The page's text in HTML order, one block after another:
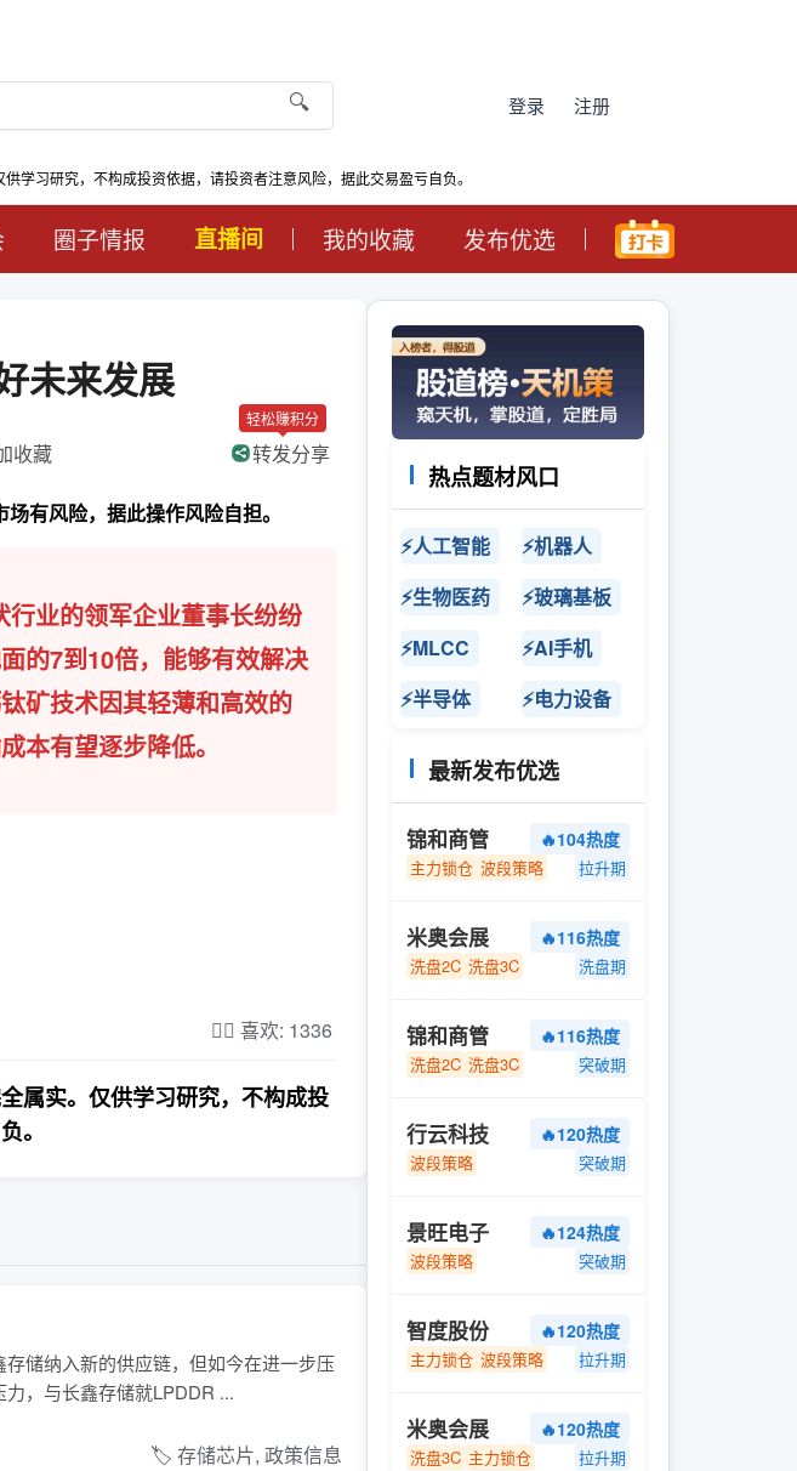
🔍 登录 注册
学习研究，不构成投资依据，请投资者注意风险，据此交易盈亏自负。
圈子情报 直播间 我的收藏 发布优选
未来发展
收藏
轻松赚积分
转发分享
有风险，据此操作风险自担。
业的领军企业董事长纷纷
的7到10倍，能够有效解决
矿技术因其轻薄和高效的
本有望逐步降低。
❤️‍🔥 喜欢: 1336
属实。仅供学习研究，不构成投
。
储纳入新的供应链，但如今在进一步压
，与长鑫存储就LPDDR ...
🏷️ 存储芯片, 政策信息
热点题材风口
⚡人工智能
⚡机器人
⚡生物医药
⚡玻璃基板
⚡MLCC
⚡AI手机
⚡半导体
⚡电力设备
最新发布优选
锦和商管 🔥104热度
主力锁仓 波段策略 拉升期
米奥会展 🔥116热度
洗盘2C 洗盘3C 洗盘期
锦和商管 🔥116热度
洗盘2C 洗盘3C 突破期
行云科技 🔥120热度
波段策略 突破期
景旺电子 🔥124热度
波段策略 突破期
智度股份 🔥120热度
主力锁仓 波段策略 拉升期
米奥会展 🔥120热度
洗盘3C 主力锁仓 拉升期